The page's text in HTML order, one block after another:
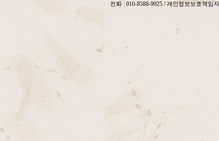
전화 : 010-8588-9925 / 개인정보보호책임